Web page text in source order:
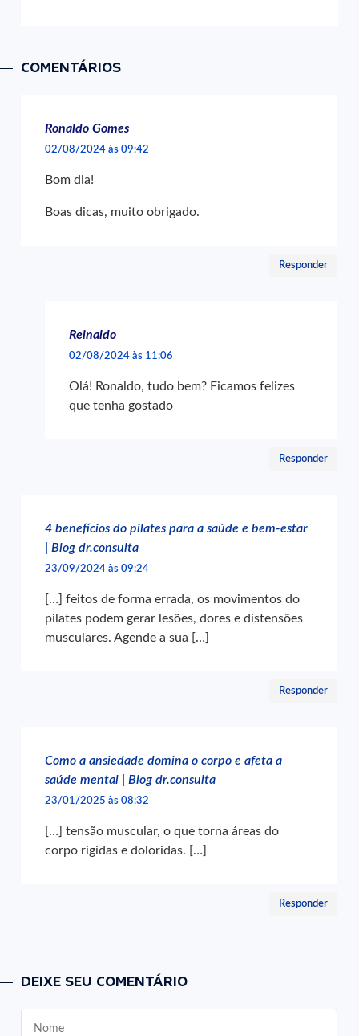
COMENTÁRIOS
Ronaldo Gomes
02/08/2024 às 09:42
Bom dia!
Boas dicas, muito obrigado.
Responder
Reinaldo
02/08/2024 às 11:06
Olá! Ronaldo, tudo bem? Ficamos felizes
que tenha gostado
Responder
4 benefícios do pilates para a saúde e bem-estar
| Blog dr.consulta
23/09/2024 às 09:24
[…] feitos de forma errada, os movimentos do
pilates podem gerar lesões, dores e distensões
musculares. Agende a sua […]
Responder
Como a ansiedade domina o corpo e afeta a
saúde mental | Blog dr.consulta
23/01/2025 às 08:32
[…] tensão muscular, o que torna áreas do
corpo rígidas e doloridas. […]
Responder
DEIXE SEU COMENTÁRIO